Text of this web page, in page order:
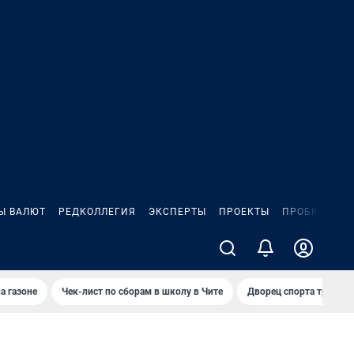
ВАЛЮТ РЕДКОЛЛЕГИЯ ЭКСПЕРТЫ ПРОЕКТЫ ПРОБКИ
газоне Чек-лист по сборам в школу в Чите Дворец спорта